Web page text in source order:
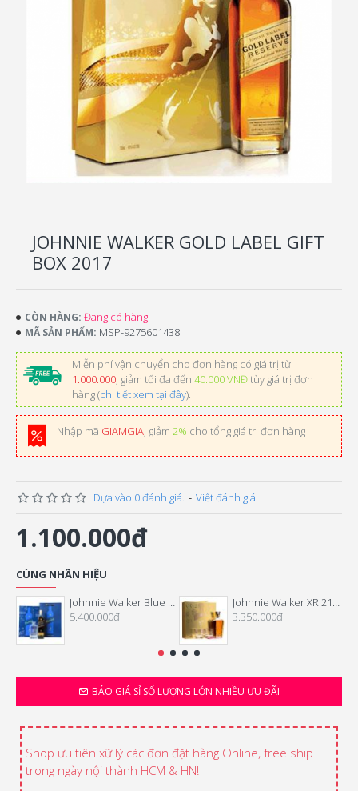
JOHNNIE WALKER GOLD LABEL GIFT
BOX 2017
Miễn phí vận chuyển cho đơn hàng có giá trị từ
1.000.000, giảm tối đa đến 40.000 VNĐtùy giá trị đơn
hàng (chi tiết xem tại đây).
Nhập mã GIAMGIA, giảm 2% cho tổng giá trị đơn hàng
CÒN HÀNG: Đang có hàng
MÃ SẢN PHẨM: MSP-9275601438
Dựa vào 0 đánh giá. - Viết đánh giá
1.100.000đ
BÁO GIÁ SỈ SỐ LƯỢNG LỚN NHIỀU ƯU ĐÃI
CÙNG NHÃN HIỆU
Johnnie Walker Blue Label Hộp Quà Tết 2026
5.400.000đ
Johnnie Walker XR 21 Năm Hộp Quà Tết 2026
3.350.000đ
Shop ưu tiên xữ lý các đơn đặt hàng Online, free ship
trong ngày nội thành HCM & HN!